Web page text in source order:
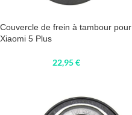
Couvercle de frein à tambour pour
Xiaomi 5 Plus
22,95€